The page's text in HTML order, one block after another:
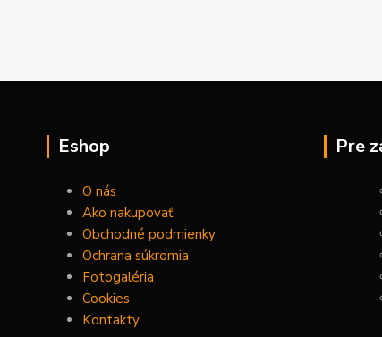
Eshop
O nás
Ako nakupovať
Obchodné podmienky
Ochrana súkromia
Fotogaléria
Cookies
Kontakty
Pre